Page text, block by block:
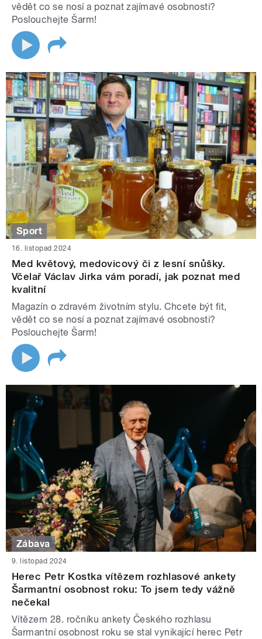
vědět co se nosí a poznat zajímavé osobnosti?
Poslouchejte Šarm!
Sport
16. listopad 2024
Med květový, medovicový či z lesní snůšky.
Včelař Václav Jirka vám poradí, jak poznat med
kvalitní
Magazín o zdravém životním stylu. Chcete být fit,
vědět co se nosí a poznat zajímavé osobnosti?
Poslouchejte Šarm!
Zábava
9. listopad 2024
Herec Petr Kostka vítězem rozhlasové ankety
Šarmantní osobnost roku: To jsem tedy vážně
nečekal
Vítězem 28. ročníku ankety Českého rozhlasu
Šarmantní osobnost roku se stal vynikající herec Petr